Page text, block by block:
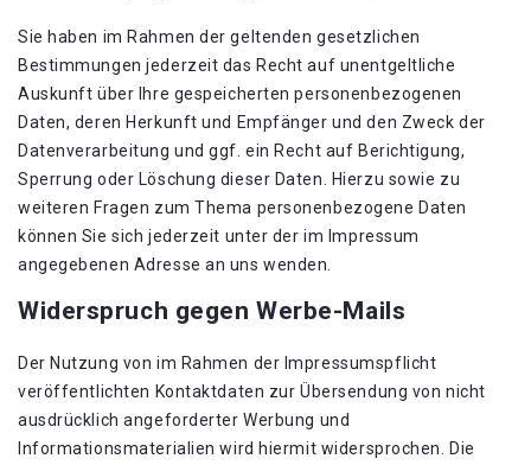
Sie haben im Rahmen der geltenden gesetzlichen
Bestimmungen jederzeit das Recht auf unentgeltliche
Auskunft über Ihre gespeicherten personenbezogenen
Daten, deren Herkunft und Empfänger und den Zweck der
Datenverarbeitung und ggf. ein Recht auf Berichtigung,
Sperrung oder Löschung dieser Daten. Hierzu sowie zu
weiteren Fragen zum Thema personenbezogene Daten
können Sie sich jederzeit unter der im Impressum
angegebenen Adresse an uns wenden.
Widerspruch gegen Werbe-Mails
Der Nutzung von im Rahmen der Impressumspflicht
veröffentlichten Kontaktdaten zur Übersendung von nicht
ausdrücklich angeforderter Werbung und
Informationsmaterialien wird hiermit widersprochen. Die